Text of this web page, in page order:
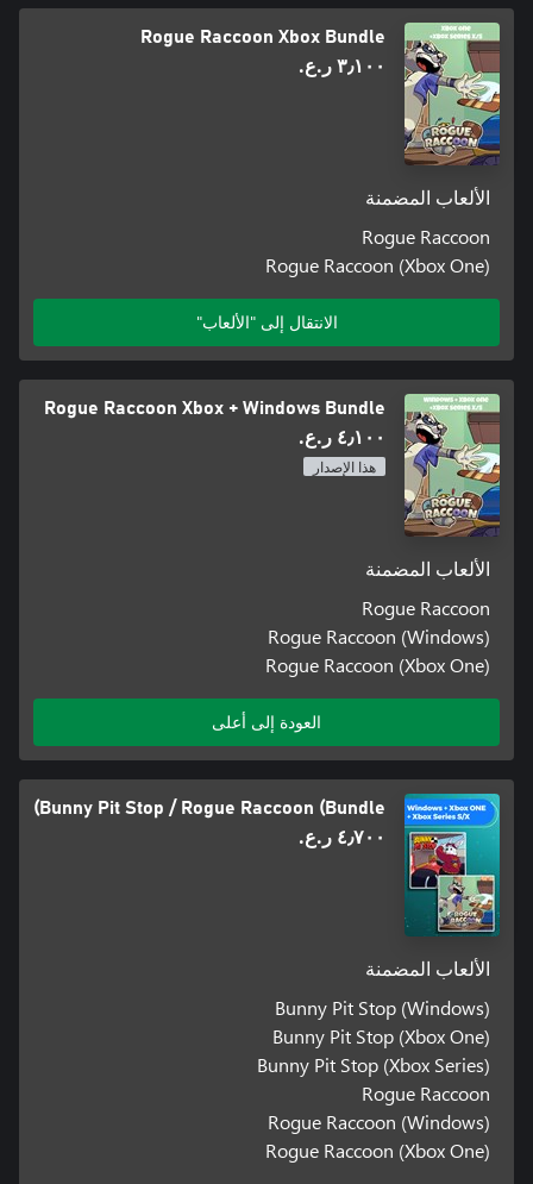
Rogue Raccoon Xbox Bundle
٣٫١٠٠ ر.ع.‏
الألعاب المضمنة
Rogue Raccoon
Rogue Raccoon (Xbox One)
الانتقال إلى "الألعاب"
Rogue Raccoon Xbox + Windows Bundle
٤٫١٠٠ ر.ع.‏
هذا الإصدار
الألعاب المضمنة
Rogue Raccoon
Rogue Raccoon (Windows)
Rogue Raccoon (Xbox One)
العودة إلى أعلى
Bunny Pit Stop / Rogue Raccoon (Bundle)
٤٫٧٠٠ ر.ع.‏
الألعاب المضمنة
Bunny Pit Stop (Windows)
Bunny Pit Stop (Xbox One)
Bunny Pit Stop (Xbox Series)
Rogue Raccoon
Rogue Raccoon (Windows)
Rogue Raccoon (Xbox One)